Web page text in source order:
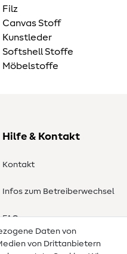
Filz
Canvas Stoff
Kunstleder
Softshell Stoffe
Möbelstoffe
Hilfe & Kontakt
Kontakt
Infos zum Betreiberwechsel
FAQ
Widerrufsrecht
Daten von
von Drittanbietern